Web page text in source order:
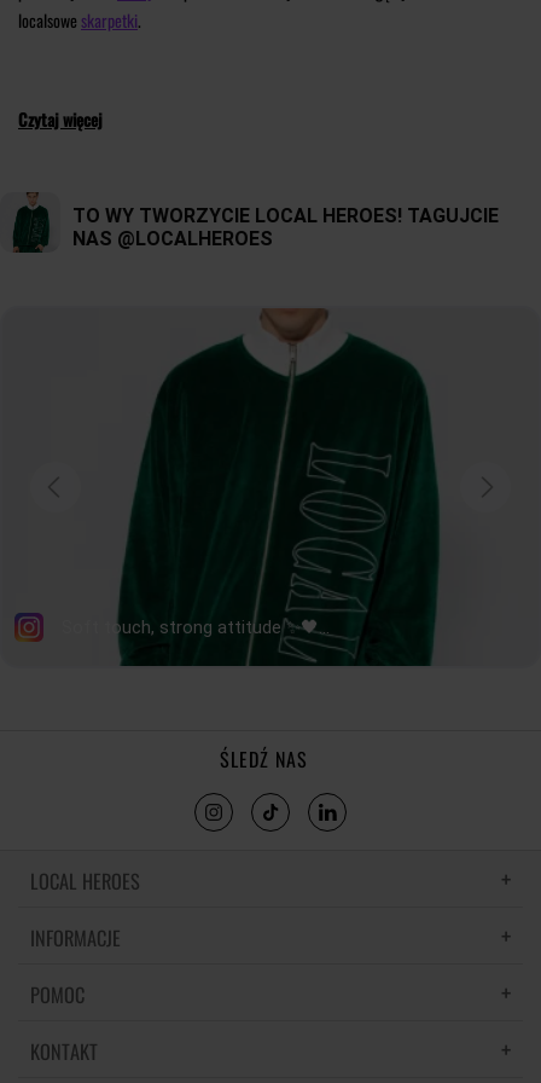
localsoweskarpetki.
Czytaj więcej
ŚLEDŹ NAS
LOCAL HEROES
LH MEMORIES
INFORMACJE
POLITYKA PRYWATNOŚCI
REGULAMINY PROMOCJI
POMOC
CZĘSTE PYTANIA
KONTAKT